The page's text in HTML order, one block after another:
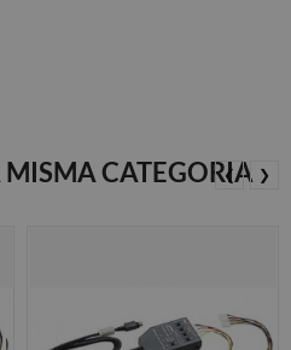
MISMA CATEGORIA
❮ ❯